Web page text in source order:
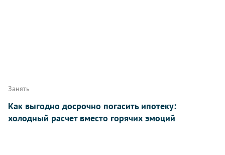
Занять
Как выгодно досрочно погасить ипотеку:
холодный расчет вместо горячих эмоций